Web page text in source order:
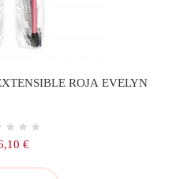
ROJA EVELYN
€